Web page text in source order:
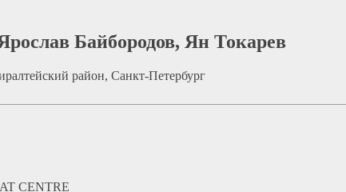
Байбородов, Ян Токарев
район, Санкт-Петербург
CENTRE